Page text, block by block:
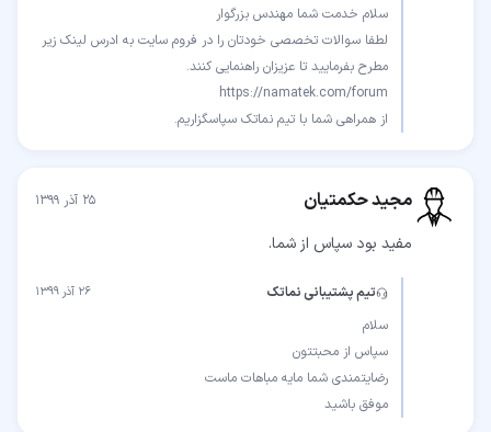
لطفا سوالات تخصصی خودتان را در فروم سایت به ادرس لینک زیر
از همراهی شما با تیم نماتک سپاسگزاریم.
مجید حکمتیان ۲۵ آذر ۱۳۹۹
مفید بود سپاس از شما.
تیم پشتیبانی نماتک ۲۶ آذر ۱۳۹۹
موفق باشید